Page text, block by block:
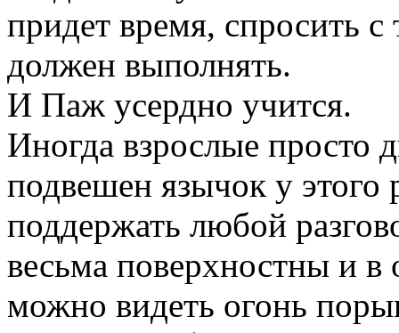
придет время, спросить с
должен выполнять.
И Паж усердно учится.
Иногда взрослые просто
подвешен язычок у
поддержать любой
весьма поверхностны и в
можно видеть огонь